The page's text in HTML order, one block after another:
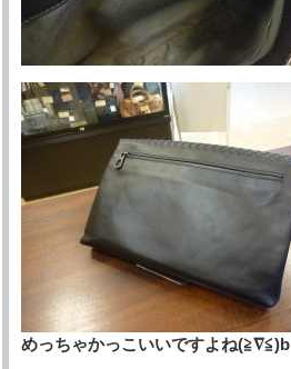
めっちゃかっこいいですよね(≧∇≦)b